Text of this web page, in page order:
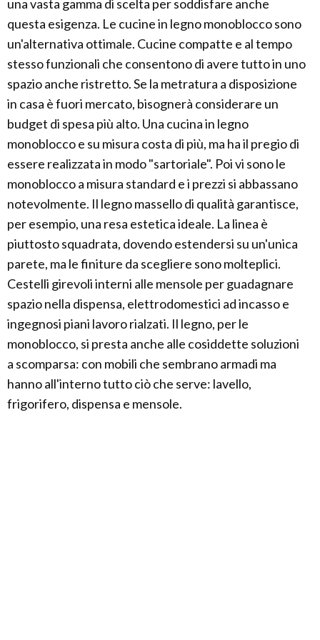
una vasta gamma di scelta per soddisfare anche
questa esigenza. Le cucine in legno monoblocco sono
un'alternativa ottimale. Cucine compatte e al tempo
stesso funzionali che consentono di avere tutto in uno
spazio anche ristretto. Se la metratura a disposizione
in casa è fuori mercato, bisognerà considerare un
budget di spesa più alto. Una cucina in legno
monoblocco e su misura costa di più, ma ha il pregio di
essere realizzata in modo "sartoriale". Poi vi sono le
monoblocco a misura standard e i prezzi si abbassano
notevolmente. Il legno massello di qualità garantisce,
per esempio, una resa estetica ideale. La linea è
piuttosto squadrata, dovendo estendersi su un'unica
parete, ma le finiture da scegliere sono molteplici.
Cestelli girevoli interni alle mensole per guadagnare
spazio nella dispensa, elettrodomestici ad incasso e
ingegnosi piani lavoro rialzati. Il legno, per le
monoblocco, si presta anche alle cosiddette soluzioni
a scomparsa: con mobili che sembrano armadi ma
hanno all'interno tutto ciò che serve: lavello,
frigorifero, dispensa e mensole.